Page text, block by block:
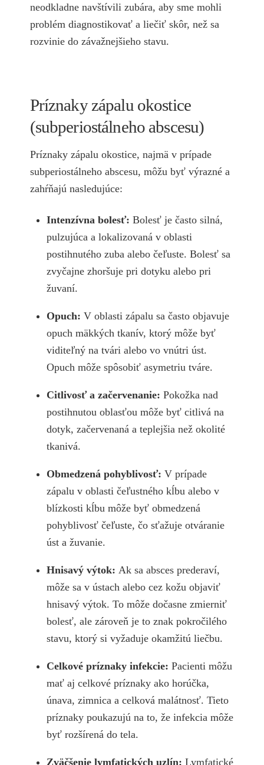
neodkladne navštívili zubára, aby sme mohli
problém diagnostikovať a liečiť skôr, než sa
rozvinie do závažnejšieho stavu.
Príznaky zápalu okostice
(subperiostálneho abscesu)
Príznaky zápalu okostice, najmä v prípade
subperiostálneho abscesu, môžu byť výrazné a
zahŕňajú nasledujúce:
Intenzívna bolesť: Bolesť je často silná,
pulzujúca a lokalizovaná v oblasti
postihnutého zuba alebo čeľuste. Bolesť sa
zvyčajne zhoršuje pri dotyku alebo pri
žuvaní.
Opuch:V oblasti zápalu sa často objavuje
opuch mäkkých tkanív, ktorý môže byť
viditeľný na tvári alebo vo vnútri úst.
Opuch môže spôsobiť asymetriu tváre.
Citlivosť a začervenanie:Pokožka nad
postihnutou oblasťou môže byť citlivá na
dotyk, začervenaná a teplejšia než okolité
tkanivá.
Obmedzená pohyblivosť:V prípade
zápalu v oblasti čeľustného kĺbu alebo v
blízkosti kĺbu môže byť obmedzená
pohyblivosť čeľuste, čo sťažuje otváranie
úst a žuvanie.
Hnisavý výtok: Ak sa absces prederaví,
môže sa v ústach alebo cez kožu objaviť
hnisavý výtok. To môže dočasne zmierniť
bolesť, ale zároveň je to znak pokročilého
stavu, ktorý si vyžaduje okamžitú liečbu.
Celkové príznaky infekcie:Pacienti môžu
mať aj celkové príznaky ako horúčka,
únava, zimnica a celková malátnosť. Tieto
príznaky poukazujú na to, že infekcia môže
byť rozšírená do tela.
Zväčšenie lymfatických uzlín:Lymfatické